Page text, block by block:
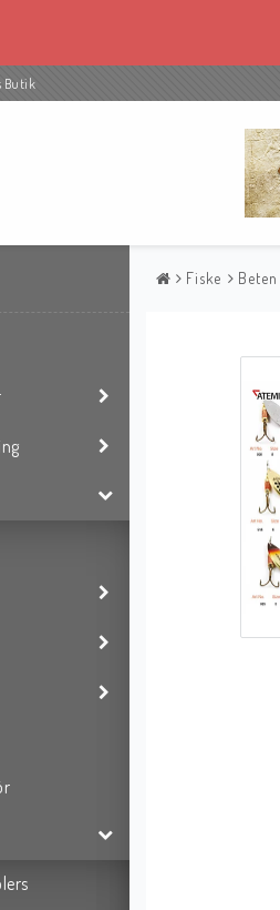
Butik
Fiske Beten